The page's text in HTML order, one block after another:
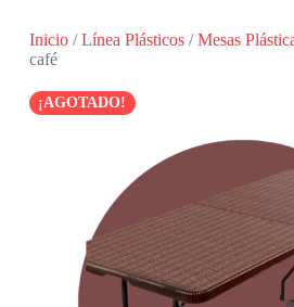
Inicio/Línea Plásticos/Mesas
café
¡AGOTADO!